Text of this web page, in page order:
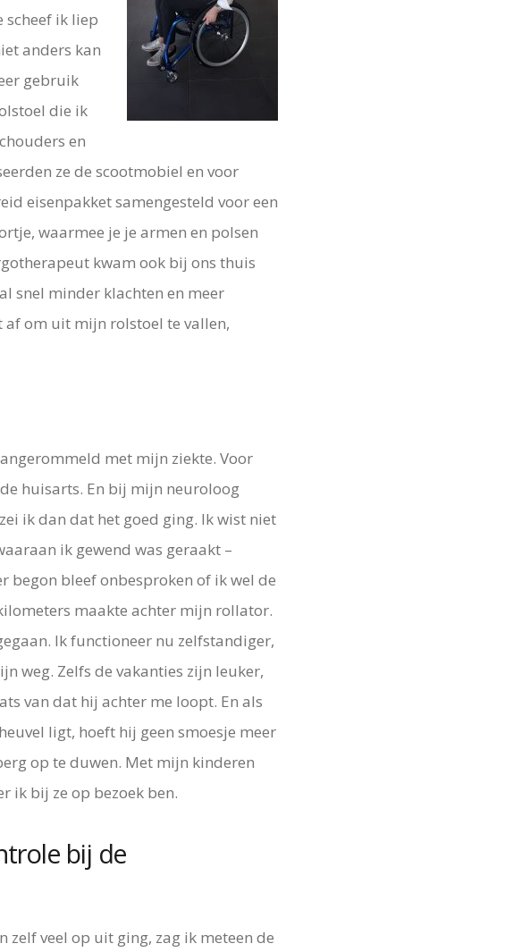
scheef ik liep
anders kan
gebruik
die ik
en
ze de scootmobiel en voor
eisenpakket samengesteld voor een
waarmee je je armen en polsen
kwam ook bij ons thuis
snel minder klachten en meer
af om uit mijn rolstoel te vallen,
met mijn ziekte. Voor
huisarts. En bij mijn neuroloog
ik dan dat het goed ging. Ik wist niet
ik gewend was geraakt –
begon bleef onbesproken of ik wel de
maakte achter mijn rollator.
Ik functioneer nu zelfstandiger,
weg. Zelfs de vakanties zijn leuker,
van dat hij achter me loopt. En als
ligt, hoeft hij geen smoesje meer
op te duwen. Met mijn kinderen
ik bij ze op bezoek ben.
bij de
veel op uit ging, zag ik meteen de